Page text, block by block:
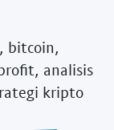
bitcoin,
analisis
kripto